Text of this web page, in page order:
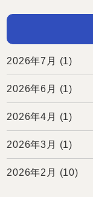
2026年7月 (1)
2026年6月 (1)
2026年4月 (1)
2026年3月 (1)
2026年2月 (10)